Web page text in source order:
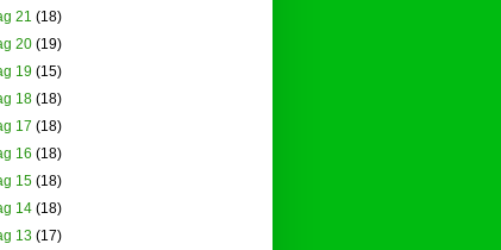
21 (18)
20 (19)
19 (15)
18 (18)
17 (18)
16 (18)
15 (18)
14 (18)
13 (17)